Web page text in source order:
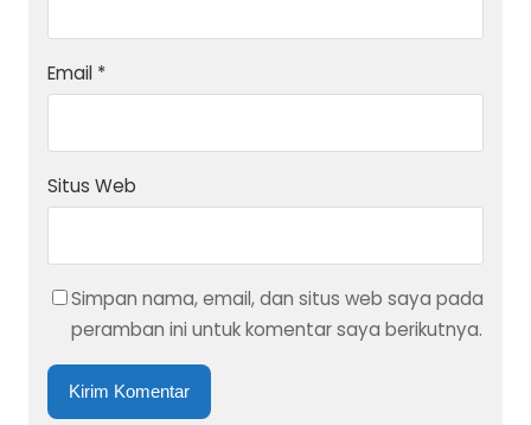
Email *
Situs Web
Simpan nama, email, dan situs web saya pada
peramban ini untuk komentar saya berikutnya.